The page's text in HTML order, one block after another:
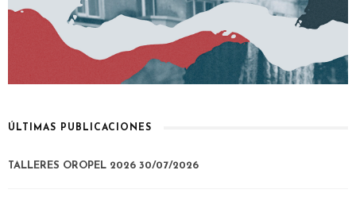
ÚLTIMAS PUBLICACIONES
TALLERES OROPEL 2026 30/07/2026